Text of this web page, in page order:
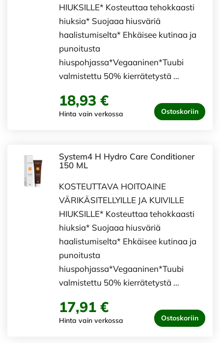
HIUKSILLE* Kosteuttaa tehokkaasti
hiuksia* Suojaaa hiusväriä
haalistumiselta* Ehkäisee kutinaa ja
punoitusta
hiuspohjassa*Vegaaninen*Tuubi
valmistettu 50% kierrätetystä …
18,93 €
Hinta vain verkossa Ostoskoriin
System4 H Hydro Care Conditioner
150 ML
KOSTEUTTAVA HOITOAINE
VÄRIKÄSITELLYILLE JA KUIVILLE
HIUKSILLE* Kosteuttaa tehokkaasti
hiuksia* Suojaaa hiusväriä
haalistumiselta* Ehkäisee kutinaa ja
punoitusta
hiuspohjassa*Vegaaninen*Tuubi
valmistettu 50% kierrätetystä …
17,91 €
Hinta vain verkossa Ostoskoriin